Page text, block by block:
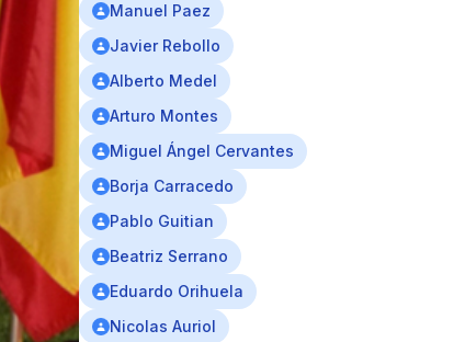
Manuel Paez
Javier Rebollo
Alberto Medel
Arturo Montes
Miguel Ángel Cervantes
Borja Carracedo
Pablo Guitian
Beatriz Serrano
Eduardo Orihuela
Nicolas Auriol